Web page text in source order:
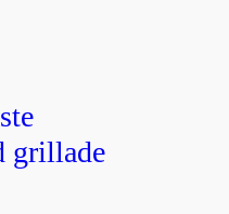
grillade